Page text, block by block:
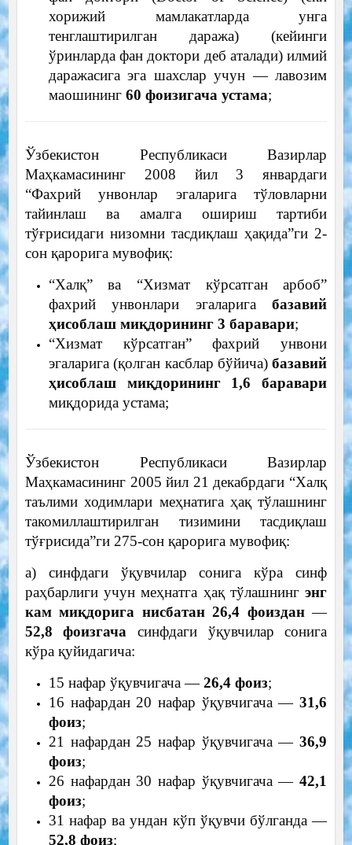
хорижий мамлакатларда унга
тенглаштирилган даража) (кейинги
ўринларда фан доктори деб аталади) илмий
даражасига эга шахслар учун — лавозим
маошининг 60 фоизигача устама;
Ўзбекистон Республикаси Вазирлар
Маҳкамасининг 2008 йил 3 январдаги
“Фахрий унвонлар эгаларига тўловларни
тайинлаш ва амалга ошириш тартиби
тўғрисидаги низомни тасдиқлаш ҳақида”ги 2-
сон қарорига мувофиқ:
“Халқ” ва “Хизмат кўрсатган арбоб”
фахрий унвонлари эгаларигабазавий
ҳисоблаш миқдорининг 3 баравари;
“Хизмат кўрсатган” фахрий унвони
эгаларига (қолган касблар бўйича)базавий
ҳисоблаш миқдорининг 1,6 баравари
миқдорида устама;
Ўзбекистон Республикаси Вазирлар
Маҳкамасининг 2005 йил 21 декабрдаги “Халқ
таълими ходимлари меҳнатига ҳақ тўлашнинг
такомиллаштирилган тизимини тасдиқлаш
тўғрисида”ги 275-сон қарорига мувофиқ:
а) синфдаги ўқувчилар сонига кўра синф
раҳбарлиги учун меҳнатга ҳақ тўлашнингэнг
кам миқдорига нисбатан 26,4 фоиздан—
52,8 фоизгача синфдаги ўқувчилар сонига
кўра қуйидагича:
15 нафар ўқувчигача —26,4 фоиз;
16 нафардан 20 нафар ўқувчигача —31,6
фоиз;
21 нафардан 25 нафар ўқувчигача —36,9
фоиз;
26 нафардан 30 нафар ўқувчигача —42,1
фоиз;
31 нафар ва ундан кўп ўқувчи бўлганда —
52,8 фоиз;